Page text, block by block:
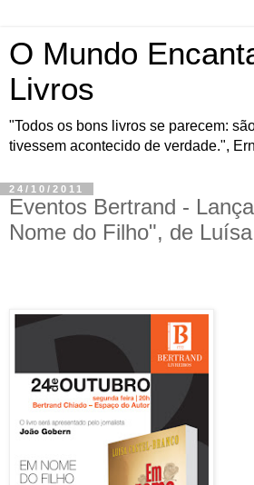
O Mundo
Livros
"Todos os bons livros se parecem:
tivessem acontecido de verdade.",
24/10/2011
Eventos Bertrand -
Nome do Filho", de